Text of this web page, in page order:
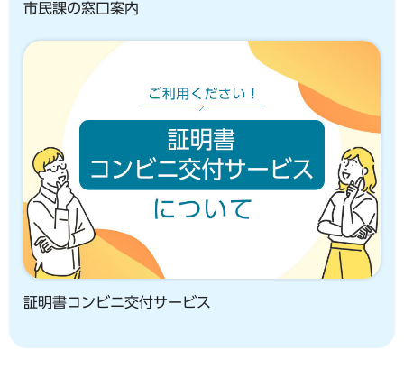
市民課の窓口案内
証明書コンビニ交付サービス